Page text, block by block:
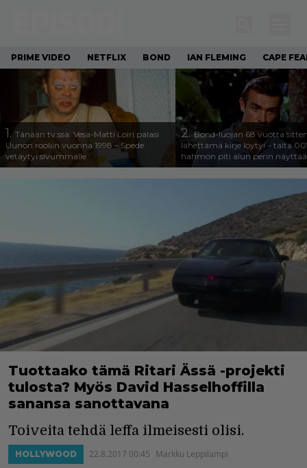
PRIME VIDEO NETFLIX BOND IAN FLEMING CAPE
1. Tänään tv:ssä: Vesa-Matti Loiri palasi
Uunon rooliin vuonna 1998 – Spede
vetäytyi sivummalle
2.Bond-luojan 68 vuotta
lähettämä kirje löytyi – tältä
hahmon piti alun perin näyttää
Tuottaako tämä Ritari Ässä -projekti
tulosta? Myös David Hasselhoffilla
sanansa sanottavana
Toiveita tehdä leffa ilmeisesti olisi.
HOLLYWOOD 22.8.2017 00:45 Markku Leppilampi